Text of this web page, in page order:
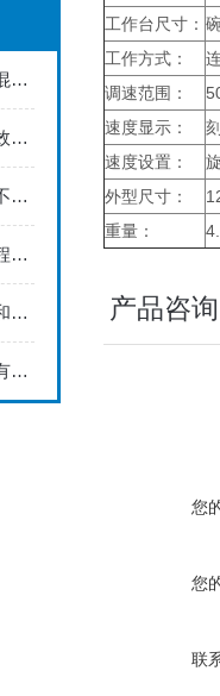
实验室漩涡混合器：精准混合的“魔法师”
实验室漩涡混合器——高效混合的市场宠儿
对于实验室漩涡混合器还不了解的，请看过来！
实验室漩涡混合器使用流程及技巧
简述核酸电泳技术的分类和基础原理
雪花制冰机和其他制冰机有什么不同呢？
工作台尺寸：
工作方式：
调速范围：
速度显示：
速度设置：
外型尺寸：
重量：
产品咨询
您
您
联